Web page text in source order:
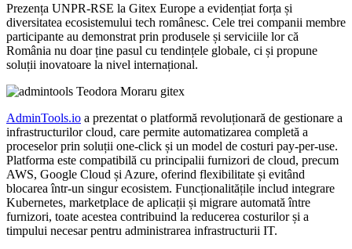
Prezența UNPR-RSE la Gitex Europe a evidențiat forța și
diversitatea ecosistemului tech românesc. Cele trei companii membre
participante au demonstrat prin produsele și serviciile lor că
România nu doar ține pasul cu tendințele globale, ci și propune
soluții inovatoare la nivel internațional.
AdminTools.io a prezentat o platformă revoluționară de gestionare a
infrastructurilor cloud, care permite automatizarea completă a
proceselor prin soluții one-click și un model de costuri pay-per-use.
Platforma este compatibilă cu principalii furnizori de cloud, precum
AWS, Google Cloud și Azure, oferind flexibilitate și evitând
blocarea într-un singur ecosistem. Funcționalitățile includ integrare
Kubernetes, marketplace de aplicații și migrare automată între
furnizori, toate acestea contribuind la reducerea costurilor și a
timpului necesar pentru administrarea infrastructurii IT.